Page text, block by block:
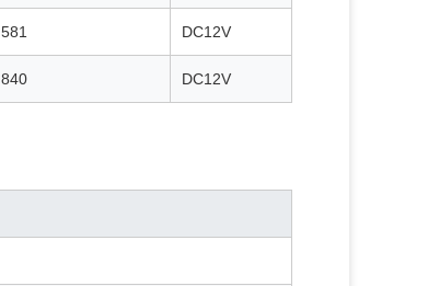
581 DC12V
840 DC12V